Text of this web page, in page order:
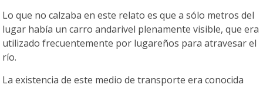
Lo que no calzaba en este relato es que a sólo metros del
lugar había un carro andarivel plenamente visible, que era
utilizado frecuentemente por lugareños para atravesar el
río.
La existencia de este medio de transporte era conocida